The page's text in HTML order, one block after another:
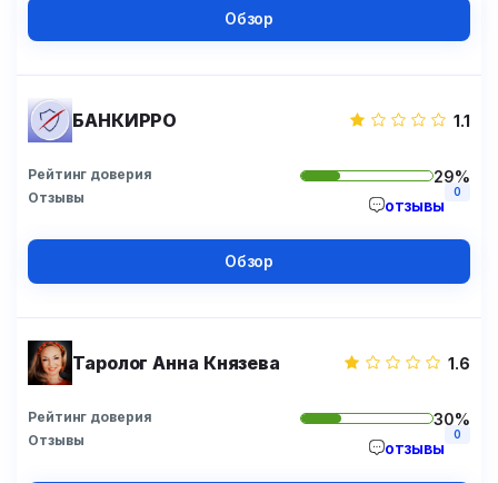
Обзор
БАНКИРРО 1.1
Рейтинг доверия 29%
Отзывы отзывы
0
Обзор
Таролог Анна Князева 1.6
Рейтинг доверия 30%
Отзывы отзывы
0